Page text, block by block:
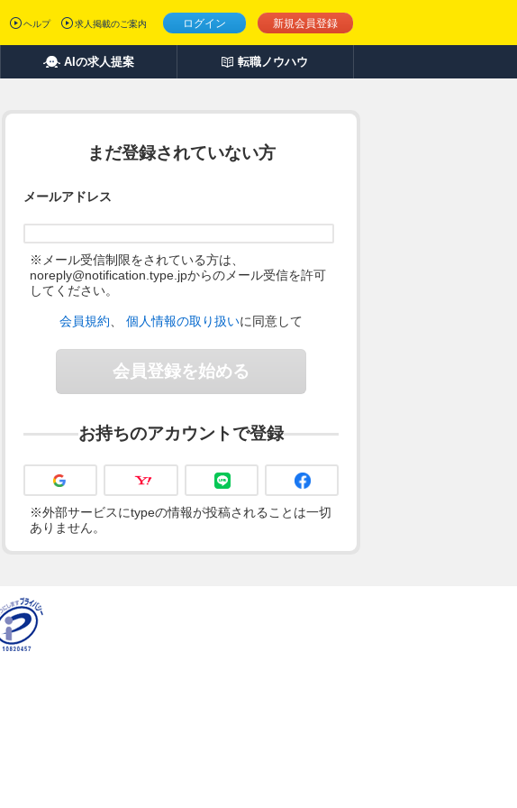
ログイン 新規会員登録
ヘルプ 求人掲載のご案内
AIの求人提案 転職ノウハウ
まだ登録されていない方
メールアドレス
※メール受信制限をされている方は、
noreply@notification.type.jpからのメール受信を許可
してください。
会員規約 個人情報の取り扱いに同意して
会員登録を始める
お持ちのアカウントで登録
※外部サービスにtypeの情報が投稿されることは一切
ありません。